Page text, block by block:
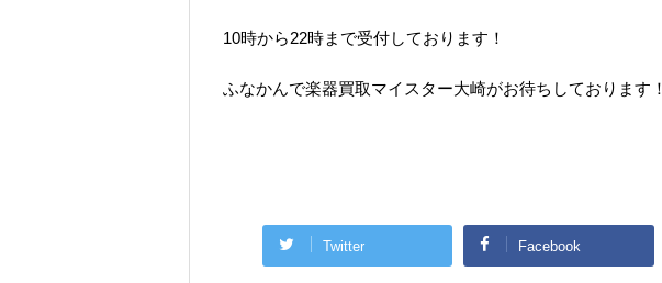
10時から22時まで受付しております！
ふなかんで楽器買取マイスター大崎がお待ちしております！
Twitter Facebook